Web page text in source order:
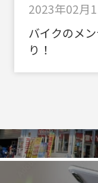
2023年02月
バイクのメ
り！